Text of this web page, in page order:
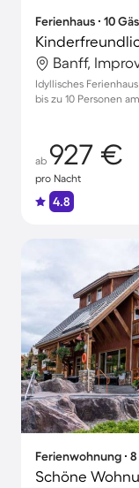
Ferienhaus ∙ 10
Banff,
Idyllisches
bis zu 10 Personen
ab 927 €
pro Nacht
4.8
Ferienwohnung ∙